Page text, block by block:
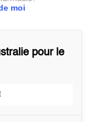
moi
pour le